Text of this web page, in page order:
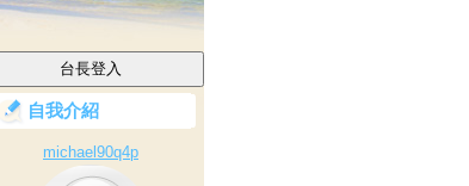
自我介紹
michael90q4p